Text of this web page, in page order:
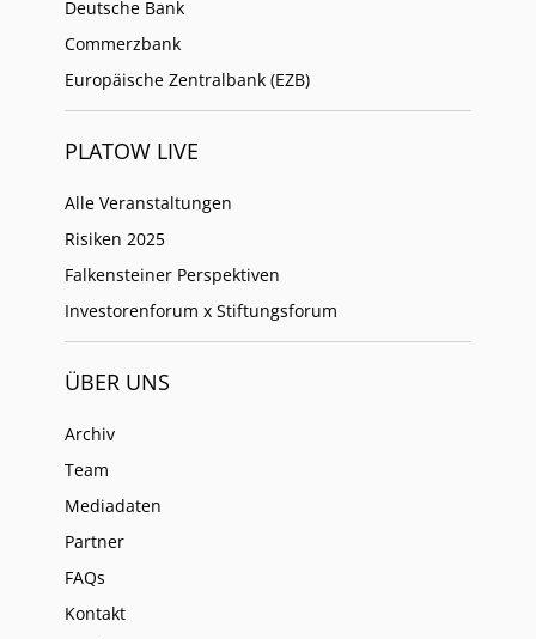
Deutsche Bank
Commerzbank
Europäische Zentralbank (EZB)
PLATOW LIVE
Alle Veranstaltungen
Risiken 2025
Falkensteiner Perspektiven
Investorenforum x Stiftungsforum
ÜBER UNS
Archiv
Team
Mediadaten
Partner
FAQs
Kontakt